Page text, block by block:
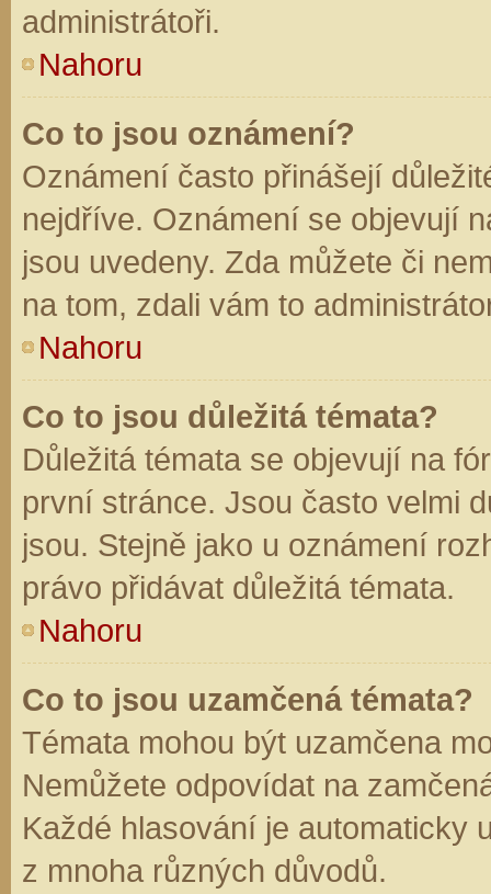
administrátoři.
Nahoru
Co to jsou oznámení?
Oznámení často přinášejí
nejdříve. Oznámení se objevují
jsou uvedeny. Zda můžete či
na tom, zdali vám to
Nahoru
Co to jsou důležitá témata?
Důležitá témata se objevují na
první stránce. Jsou často velmi
jsou. Stejně jako u oznámení
právo přidávat důležitá témata.
Nahoru
Co to jsou uzamčená témata?
Témata mohou být uzamčena
Nemůžete odpovídat na
Každé hlasování je automaticky
z mnoha různých důvodů.